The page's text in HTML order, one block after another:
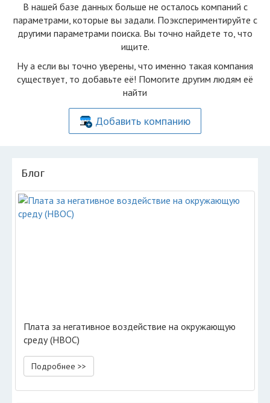
В нашей базе данных больше не осталоcь компаний с
параметрами, которые вы задали. Поэкспериментируйте с
другими параметрами поиска. Вы точно найдете то, что
ищите.
Ну а если вы точно уверены, что именно такая компания
существует, то добавьте её! Помогите другим людям её
найти
Добавить компанию
Блог
Плата за негативное воздействие на окружающую
среду (НВОС)
Подробнее >>